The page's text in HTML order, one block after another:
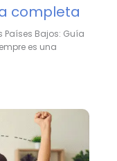
completa
Países Bajos: Guía
es una